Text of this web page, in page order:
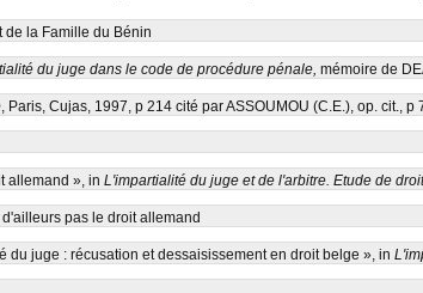
de la Famille du Bénin
du juge dans le code de procédure pénale, mémoire de
, Paris, Cujas, 1997, p 214 cité par ASSOUMOU (C.E.), op. cit., p
allemand », in L'impartialité du juge et de l'arbitre. Etude de
pas le droit allemand
du juge : récusation et dessaisissement en droit belge », in